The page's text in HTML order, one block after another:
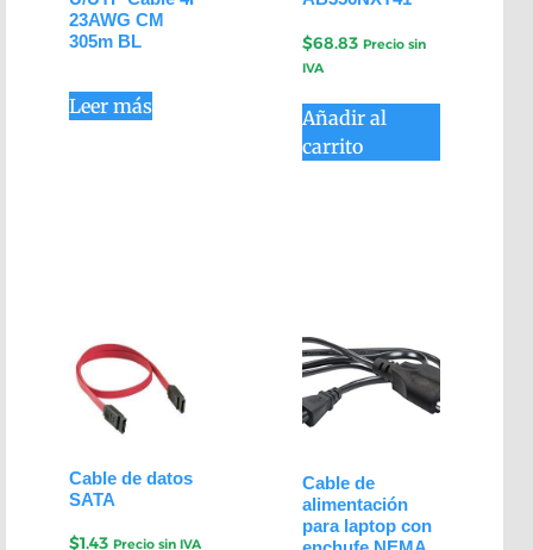
23AWG CM
305m BL
Leer más
$68.83 Precio sin
IVA
Añadir al
carrito
Cable de datos
SATA
$1.43 Precio sin IVA
Cable de
alimentación
para laptop con